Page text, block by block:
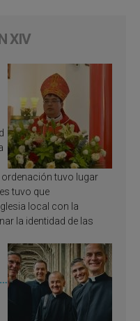
XIV
ordenación tuvo lugar
tuvo que
local con la
la identidad de las